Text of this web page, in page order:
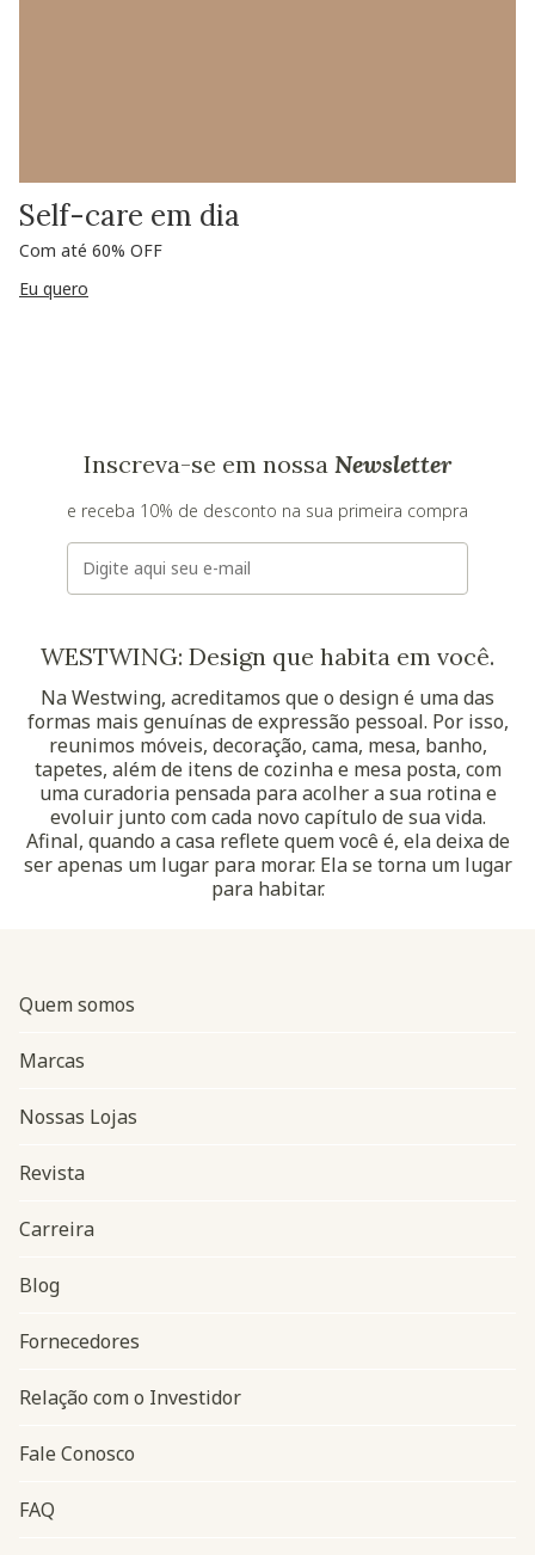
Self-care em dia
Com até 60% OFF
Eu quero
Inscreva-se em nossa Newsletter
e receba 10% de desconto na sua primeira compra
E-mail
WESTWING: Design que habita em você.
Na Westwing, acreditamos que o design é uma das
formas mais genuínas de expressão pessoal. Por isso,
reunimos móveis, decoração, cama, mesa, banho,
tapetes, além de itens de cozinha e mesa posta, com
uma curadoria pensada para acolher a sua rotina e
evoluir junto com cada novo capítulo de sua vida.
Afinal, quando a casa reflete quem você é, ela deixa de
ser apenas um lugar para morar. Ela se torna um lugar
para habitar.
Navegação do rodapé
Quem somos
Marcas
Nossas Lojas
Revista
Carreira
Blog
Fornecedores
Relação com o Investidor
Fale Conosco
FAQ